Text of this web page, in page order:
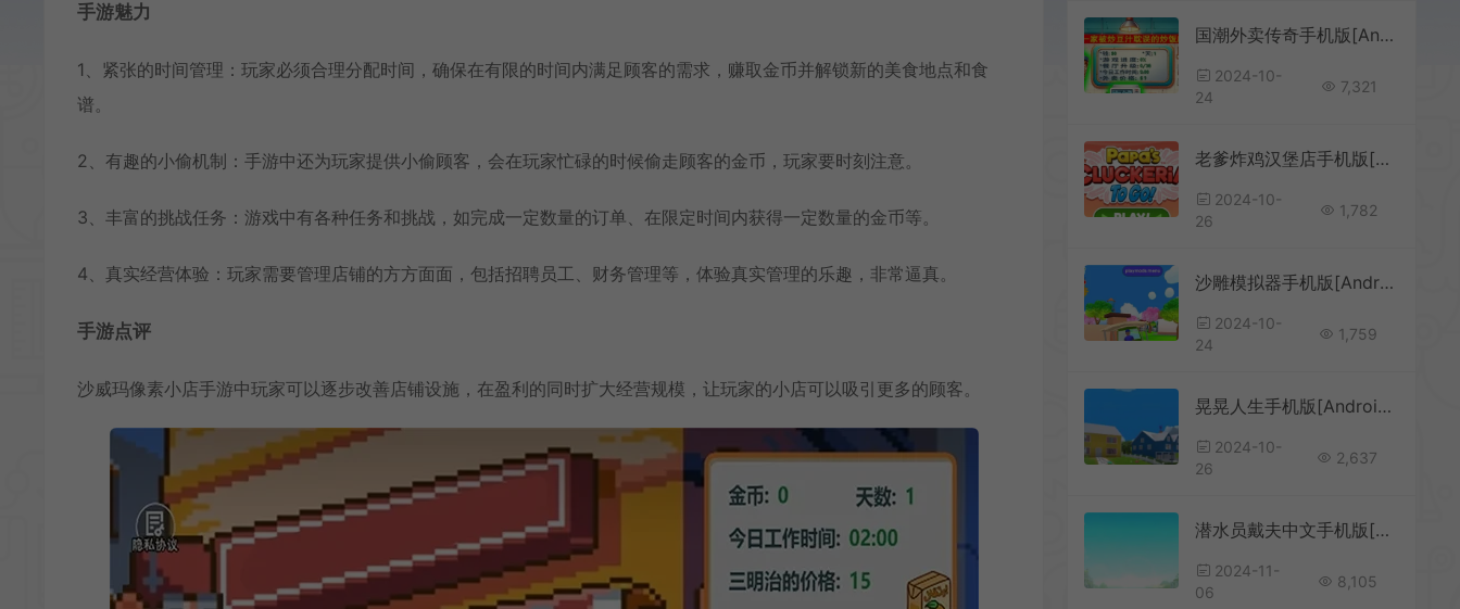
手游魅力
1、紧张的时间管理：玩家必须合理分配时间，确保在有限的时间内满足顾客的需求，赚取金币并解锁新的美食地点和食
谱。
2、有趣的小偷机制：手游中还为玩家提供小偷顾客，会在玩家忙碌的时候偷走顾客的金币，玩家要时刻注意。
3、丰富的挑战任务：游戏中有各种任务和挑战，如完成一定数量的订单、在限定时间内获得一定数量的金币等。
4、真实经营体验：玩家需要管理店铺的方方面面，包括招聘员工、财务管理等，体验真实管理的乐趣，非常逼真。
手游点评
沙威玛像素小店手游中玩家可以逐步改善店铺设施，在盈利的同时扩大经营规模，让玩家的小店可以吸引更多的顾客。
国潮外卖传奇手机版[Android][v1.0]
2024-10-
24
7,321
老爹炸鸡汉堡店手机版[Android][v1.0.3]
2024-10-
26
1,782
沙雕模拟器手机版[Android][v0.9.0.9c2]
2024-10-
24
1,759
晃晃人生手机版[Android][v1.0]
2024-10-
26
2,637
潜水员戴夫中文手机版[Android][v1.0]
2024-11-
06
8,105